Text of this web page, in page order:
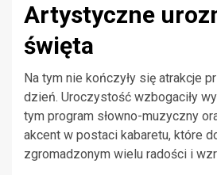
Artystyczne
święta
Na tym nie kończyły się atrakcje
dzień. Uroczystość wzbogaciły
tym program słowno-muzyczny
akcent w postaci kabaretu, które
zgromadzonym wielu radości i